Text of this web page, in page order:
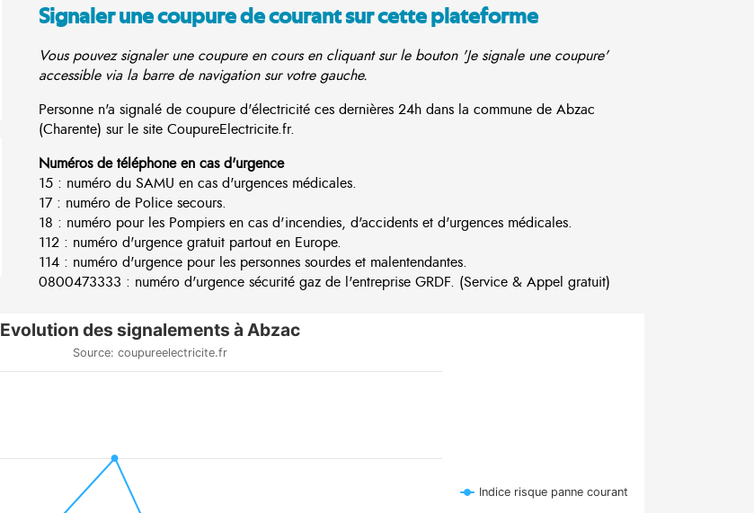
Signaler une coupure de courant sur cette plateforme
Vous pouvez signaler une coupure en cours en cliquant sur le bouton 'Je signale une coupure'
accessible via la barre de navigation sur votre gauche.
Personne n'a signalé de coupure d'électricité ces dernières 24h dans la commune de Abzac
(Charente) sur le site CoupureElectricite.fr.
Numéros de téléphone en cas d'urgence
15 : numéro du SAMU en cas d'urgences médicales.
17 : numéro de Police secours.
18 : numéro pour les Pompiers en cas d'incendies, d'accidents et d'urgences médicales.
112 : numéro d'urgence gratuit partout en Europe.
114 : numéro d'urgence pour les personnes sourdes et malentendantes.
0800473333 : numéro d'urgence sécurité gaz de l'entreprise GRDF. (Service & Appel gratuit)
Evolution des signalements à Abzac
Source: coupureelectricite.fr
Indice risque panne courant